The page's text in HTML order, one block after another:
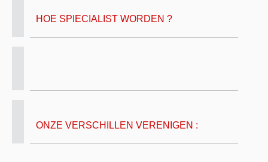
HOE SPIECIALIST WORDEN ?
ONZE VERSCHILLEN VERENIGEN :